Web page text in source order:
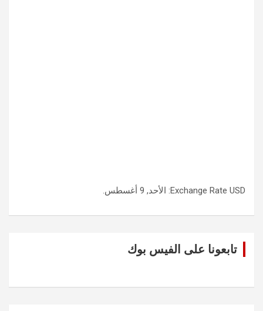
Exchange Rate USD : الأحد, 9 أغسطس.
تابعونا على الفيس بوك